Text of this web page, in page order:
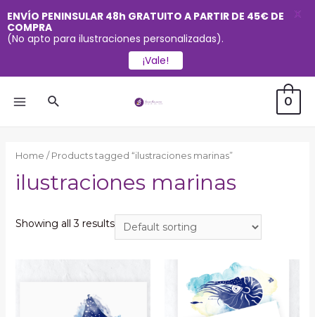
Buscar 0
Home / Products tagged “ilustraciones marinas”
ilustraciones marinas
Showing all 3 results
ENVÍO PENINSULAR 48h GRATUITO A PARTIR DE 45€ DE
COMPRA
(No apto para ilustraciones personalizadas).
¡Vale!
X